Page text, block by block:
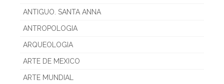
ANTIGUO. SANTA ANNA
ANTROPOLOGIA
ARQUEOLOGIA
ARTE DE MEXICO
ARTE MUNDIAL